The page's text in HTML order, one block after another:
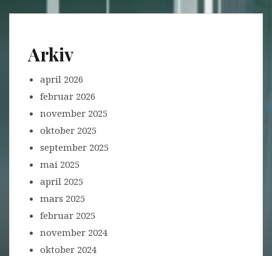
Arkiv
april 2026
februar 2026
november 2025
oktober 2025
september 2025
mai 2025
april 2025
mars 2025
februar 2025
november 2024
oktober 2024